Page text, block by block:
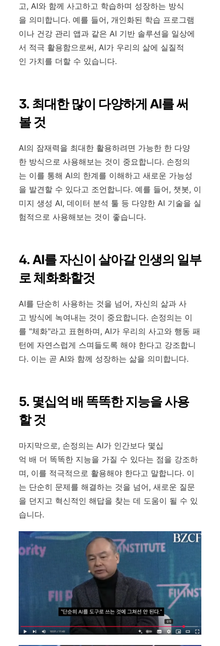
고, AI와 함께 사고하고 학습하며 성장하는 방식
을 의미합니다. 예를 들어, 개인화된 학습 프로그램
이나 건강 관리 앱과 같은 AI 기반 솔루션을 일상에
서 적극 활용함으로써, AI가 우리의 삶에 실질적
인 가치를 더할 수 있습니다.
3. 최대한 많이 다양하게 AI를 써
볼 것
AI의 잠재력을 최대한 활용하려면 가능한 한 다양
한 방식으로 사용해보는 것이 중요합니다. 손정의
는 이를 통해 AI의 한계를 이해하고 새로운 가능성
을 발견할 수 있다고 조언합니다. 예를 들어, 챗봇, 이
미지 생성 AI, 데이터 분석 툴 등 다양한 AI 기술을 실
험적으로 사용해보는 것이 좋습니다.
4. AI를 자신이 살아갈 인생의 일부
로 체화화할것
AI를 단순히 사용하는 것을 넘어, 자신의 삶과 사
고 방식에 녹여내는 것이 중요합니다. 손정의는 이
를 "체화"라고 표현하며, AI가 우리의 사고와 행동 패
턴에 자연스럽게 스며들도록 해야 한다고 강조합니
다. 이는 곧 AI와 함께 성장하는 삶을 의미합니다.
5. 몇십억 배 똑똑한 지능을 사용
할 것
마지막으로, 손정의는 AI가 인간보다 몇십
억 배 더 똑똑한 지능을 가질 수 있다는 점을 강조하
며, 이를 적극적으로 활용해야 한다고 말합니다. 이
는 단순히 문제를 해결하는 것을 넘어, 새로운 질문
을 던지고 혁신적인 해답을 찾는 데 도움이 될 수 있
습니다.